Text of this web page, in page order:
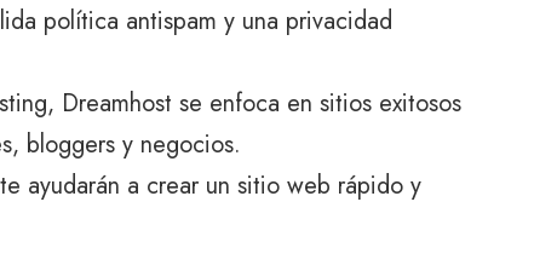
política antispam y una privacidad
Dreamhost se enfoca en sitios exitosos
bloggers y negocios.
ayudarán a crear un sitio web rápido y